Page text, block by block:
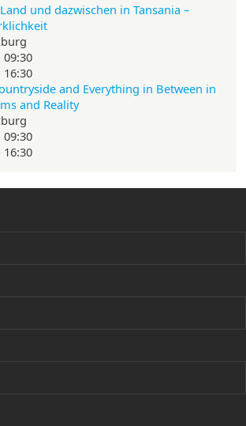
und dazwischen in Tansania –
09:30
16:30
and Everything in Between in
and Reality
09:30
16:30